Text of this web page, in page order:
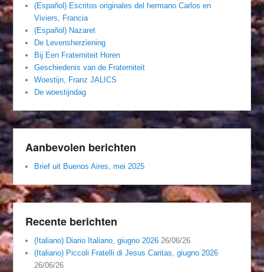
(Español) Escritos originales del hermano Carlos en
Viviers, Francia
(Español) Nazaret
De Levensherziening
Bij Een Fraterniteit Horen
Geschiedenis van de Fraterniteit
Woestijn, Franz JALICS
De woestijndag
Aanbevolen berichten
Brief uit Buenos Aires, mei 2025
Recente berichten
(Italiano) Diario Italiano, giugno 2026 26/06/26
(Italiano) Piccoli Fratelli di Jesus Caritas, giugno 2026
26/06/26